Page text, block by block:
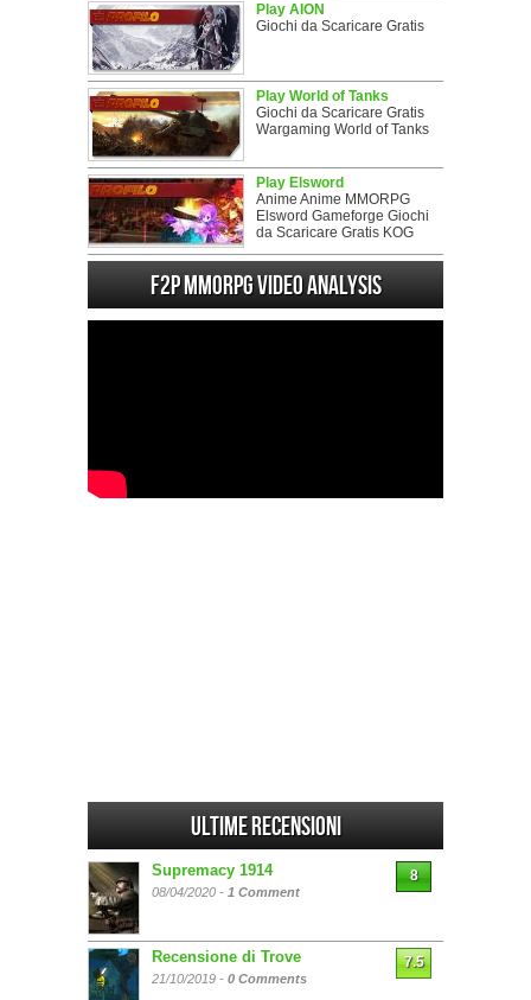
Play AION
Giochi da Scaricare Gratis
Play World of Tanks
Giochi da Scaricare Gratis
Wargaming World of Tanks
Play Elsword
Anime Anime MMORPG
Elsword Gameforge Giochi
da Scaricare Gratis KOG
F2P MMORPG Video analysis
Ultime Recensioni
Supremacy 1914
08/04/2020 - 1 Comment
8
Recensione di Trove
21/10/2019 - 0 Comments
7.5